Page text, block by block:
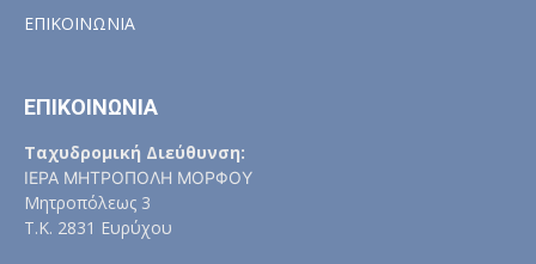
ΕΠΙΚΟΙΝΩΝΙΑ
ΕΠΙΚΟΙΝΩΝΙΑ
Ταχυδρομική Διεύθυνση:
ΙΕΡΑ ΜΗΤΡΟΠΟΛΗ ΜΟΡΦΟΥ
Μητροπόλεως 3
Τ.Κ. 2831 Ευρύχου